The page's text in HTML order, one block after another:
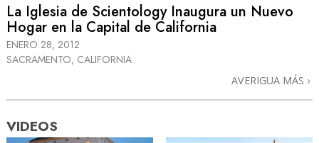
La Iglesia de Scientology Inaugura un Nuevo
Hogar en la Capital de California
ENERO 28, 2012
SACRAMENTO, CALIFORNIA
AVERIGUA MÁS
VIDEOS